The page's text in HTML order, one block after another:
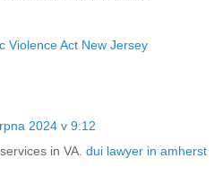
Violence Act New Jersey
2024 v 9:12
in VA. dui lawyer in amherst